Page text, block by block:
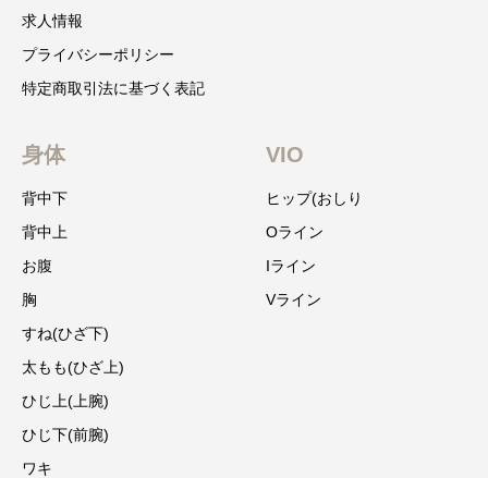
求人情報
プライバシーポリシー
特定商取引法に基づく表記
身体
背中下
背中上
お腹
胸
すね(ひざ下)
太もも(ひざ上)
ひじ上(上腕)
ひじ下(前腕)
ワキ
VIO
ヒップ(おしり
Oライン
Iライン
Vライン